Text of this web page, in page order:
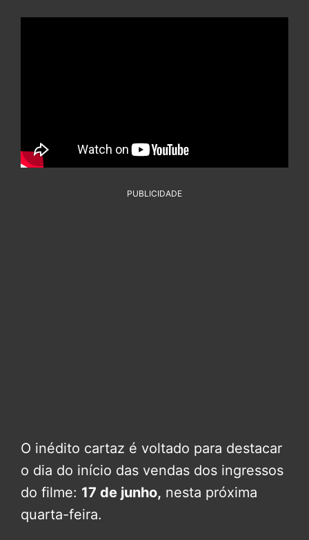
PUBLICIDADE
O inédito cartaz é voltado para destacar
o dia do início das vendas dos ingressos
do filme: 17 de junho, nesta próxima
quarta-feira.